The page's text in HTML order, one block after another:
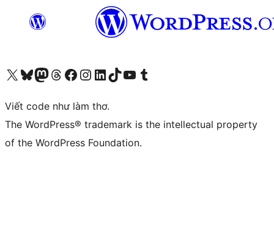
Truy cập tài khoản X (trước đây là Twitter) của chúng tôiVisit our Bluesky account
Visit our Mastodon account
Visit our Threads account
Xem trang Facebook của chúng tôiTruy cập tài khoản Instagram của chúng tôiTruy cập tài khoản LinkedIn của chúng tôiVisit our TikTok account
Truy cập kênh YouTube của chúng tôi Visit our Tumblr account
Viết code như làm thơ.
The WordPress® trademark is the intellectual property
of the WordPress Foundation.